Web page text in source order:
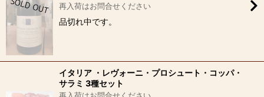
再入荷はお問合せください
品切れ中です。
イタリア ・レヴォーニ・プロシュート・コッパ・
サラミ 3種セット